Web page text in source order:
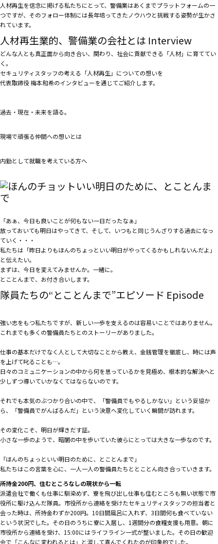
人材再生を信念に掲げる私たちにとって、警備業はあくまでプラットフォームの一
つですが、そのフォロー体制には長年培ってきたノウハウと挑戦する姿勢が生かさ
れています。
人材再生業的、警備業の会社とは Interview
どんな人とも真正面から向き合い、関わり、社会に貢献できる「人材」に育ててい
く。
セキュリティスタッフの考える「人材再生」についての想いを
代表取締役 梅本和希のインタビューを通じてご紹介します。
過去・現在・未来を語る。
現場で頑張る仲間への想いとは
内勤として就職を考えている方へ
「あぁ、今日も良いことが何もない一日だったなぁ」
放っておいても明日はやってきて、そして、いつもと同じうんざりする過去になっ
ていく・・・
私たちは「昨日よりもほんのちょっといい明日がやってくるかもしれないんだよ」
と伝えたい。
まずは、今日を変えてみませんか。一緒に。
とことんまで、お付き合いします。
隊員たちの“とことんまで”エピソード Episode
強い志をもつ私たちですが、新しい一歩を支えるのは容易いことではありません。
これまでも多くの警備員たちとのストーリーがありました。
仕事の基本だけでなく人として大切なことから教え、金銭管理を徹底し、時には声
を上げて叱ることも…。
日々のコミュニケーションの中から何を思っているかを見極め、根本的な解決へと
少しずつ導いていかなくてはならないのです。
それでも本気のぶつかり合いの中で、「警備員でもやるしかない」という妥協か
ら、「警備員でがんばるんだ」という決意へ変化していく瞬間が訪れます。
その変化こそ、明日が輝きだす証。
小さな一歩のようで、暗闇の中を歩いていた彼らにとっては大きな一歩なのです。
「ほんのちょっといい明日のために、とことんまで」
私たちはこの言葉を心に、一人一人の警備員たちととことん向き合っていきます。
所持金200円、住むところなしの現状から一転
派遣会社で働くも仕事に馴染めず、寮を飛び出し仕事も住むところも無い状態で市
役所に駆け込んだ隊員。市役所から連絡を受けたセキュリティスタッフの担当者と
会った時は、所持金わずか200円。10日間風呂に入れず、3日間何も食べていない
という状況でした。その日のうちに寮に入居し、1週間分の食糧支援も用意。朝に
市役所から連絡を受け、15:00にはライフライン一式が整いました。その日の歓迎
会で「こんなに変われるとは」と涙して喜んでくれたのが印象的でした。